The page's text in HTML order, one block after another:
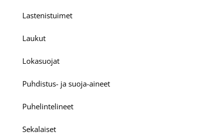
Lastenistuimet
Laukut
Lokasuojat
Puhdistus- ja suoja-aineet
Puhelintelineet
Sekalaiset